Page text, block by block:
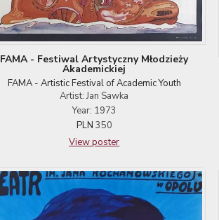
FAMA - Festiwal Artystyczny Młodzieży
Akademickiej
FAMA - Artistic Festival of Academic Youth
Artist: Jan Sawka
Year: 1973
PLN 350
View poster